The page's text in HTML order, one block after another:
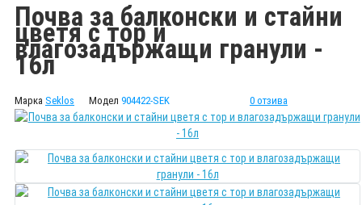
Почва за балконски и стайни
цветя с тор и
влагозадържащи гранули -
16л
Марка Seklos Модел 904422-SEK 0 отзива